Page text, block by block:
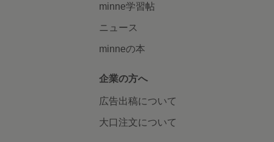
minne学習帖
ニュース
minneの本
企業の方へ
広告出稿について
大口注文について